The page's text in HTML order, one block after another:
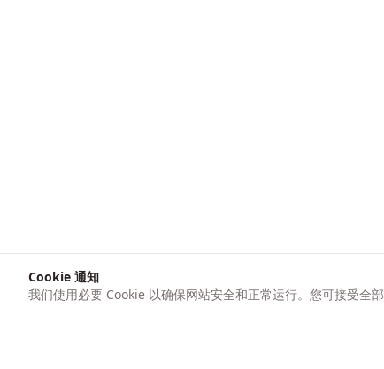
Cookie 通知
我们使用必要 Cookie 以确保网站安全和正常运行。您可接受全